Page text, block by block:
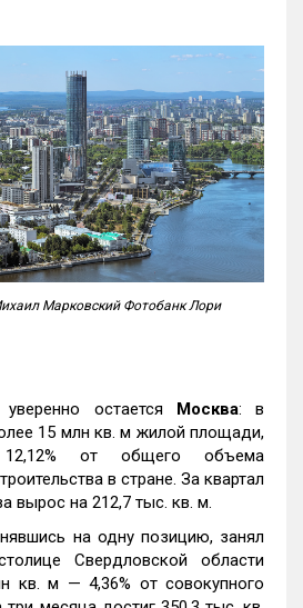
Марковский Фотобанк Лори
остается Москва: в
15 млн кв. м жилой площади,
12,12% от общего объема
в стране. За квартал
вырос на 212,7 тыс. кв. м.
на одну позицию, занял
Свердловской области
кв. м — 4,36% от совокупного